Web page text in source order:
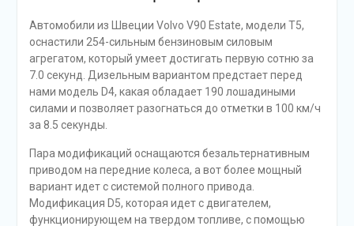
Автомобили из Швеции Volvo V90 Estate, модели Т5,
оснастили 254-сильным бензиновым силовым
агрегатом, который умеет достигать первую сотню за
7.0 секунд. Дизельным вариантом предстает перед
нами модель D4, какая обладает 190 лошадиными
силами и позволяет разогнаться до отметки в 100 км/ч
за 8.5 секунды.
Пара модификаций оснащаются безальтернативным
приводом на передние колеса, а вот более мощный
вариант идет с системой полного привода.
Модификация D5, которая идет с двигателем,
функционирующем на твердом топливе, с помощью